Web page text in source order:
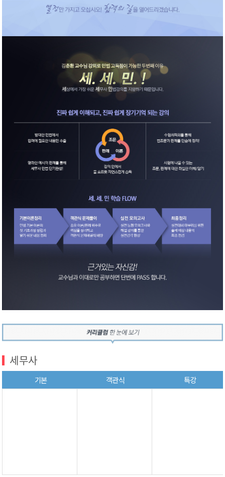
세무사
기본 객관식 특강